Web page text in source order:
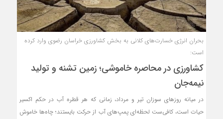
بحران انرژی خسارت‌های کلانی به بخش کشاورزی خراسان رضوی وارد کرده
است:
کشاورزی در محاصره خاموشی؛ زمین تشنه و تولید
نیمه‌جان
در میانه روزهای سوزان تیر و مرداد، زمانی که هر قطره آب در حکم اکسیر
حیات است، کافی‌ست لحظه‌ای پمپ‌های آب از حرکت بایستند؛ چاه‌ها خاموش